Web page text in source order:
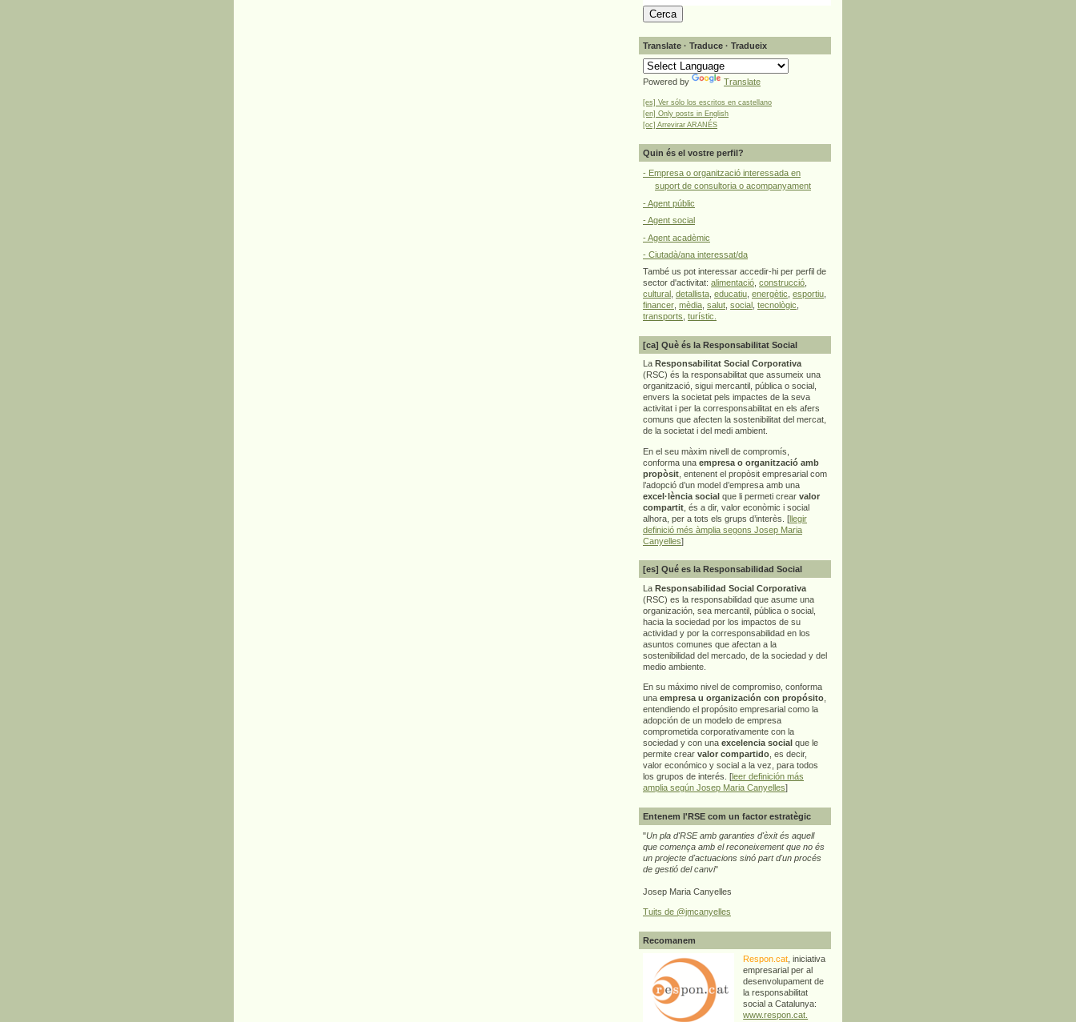
Translate · Traduce · Tradueix
Powered by Translate
[es] Ver sólo los escritos en castellano
[en] Only posts in English
[oc] Arrevirar ARANÉS
Quin és el vostre perfil?
- Empresa o organització interessada en
suport de consultoria o acompanyament
- Agent públic
- Agent social
- Agent acadèmic
- Ciutadà/ana interessat/da
També us pot interessar accedir-hi per perfil de
sector d'activitat: alimentació construcció
cultural detallista educatiu energètic esportiu
financer mèdia salut social tecnològic
transports turístic.
[ca] Què és la Responsabilitat Social
La Responsabilitat Social Corporativa
(RSC) és la responsabilitat que assumeix una
organització, sigui mercantil, pública o social,
envers la societat pels impactes de la seva
activitat i per la corresponsabilitat en els afers
comuns que afecten la sostenibilitat del mercat,
de la societat i del medi ambient.
En el seu màxim nivell de compromís,
conforma una empresa o organització amb
propòsit , entenent el propòsit empresarial com
l’adopció d’un model d’empresa amb una
excel·lència social que li permeti crear valor
compartit , és a dir, valor econòmic i social
alhora, per a tots els grups d’interès. [llegir
definició més àmplia segons Josep Maria
Canyelles]
[es] Qué es la Responsabilidad Social
La Responsabilidad Social Corporativa
(RSC) es la responsabilidad que asume una
organización, sea mercantil, pública o social,
hacia la sociedad por los impactos de su
actividad y por la corresponsabilidad en los
asuntos comunes que afectan a la
sostenibilidad del mercado, de la sociedad y del
medio ambiente.
En su máximo nivel de compromiso, conforma
una empresa u organización con propósito
entendiendo el propósito empresarial como la
adopción de un modelo de empresa
comprometida corporativamente con la
sociedad y con una excelencia social que le
permite crear valor compartido , es decir,
valor económico y social a la vez, para todos
los grupos de interés. [leer definición más
amplia según Josep Maria Canyelles]
Entenem l'RSE com un factor estratègic
"Un pla d'RSE amb garanties d'èxit és aquell
que comença amb el reconeixement que no és
un projecte d'actuacions sinó part d'un procés
de gestió del canvi"
Josep Maria Canyelles
Tuits de @jmcanyelles
Recomanem
Respon.cat , iniciativa
empresarial per al
desenvolupament de
la responsabilitat
social a Catalunya:
www.respon.cat.